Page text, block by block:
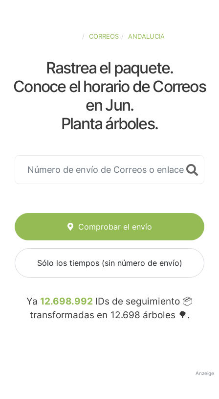
CORREOS ANDALUCIA
Rastrea el paquete.
Conoce el horario de Correos
en Jun.
Planta árboles.
Comprobar el envío
Sólo los tiempos (sin número de envío)
Ya 12.698.992 IDs de seguimiento 📦
transformadas en 12.698 árboles 🌳.
Anzeige